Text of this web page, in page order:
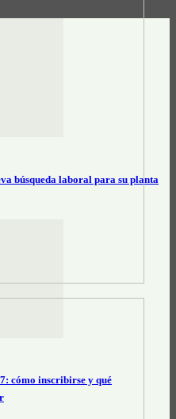
búsqueda laboral para su planta
cómo inscribirse y qué